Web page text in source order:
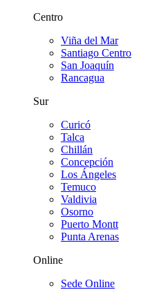
Centro
Viña del Mar
Santiago Centro
San Joaquín
Rancagua
Sur
Curicó
Talca
Chillán
Concepción
Los Ángeles
Temuco
Valdivia
Osorno
Puerto Montt
Punta Arenas
Online
Sede Online